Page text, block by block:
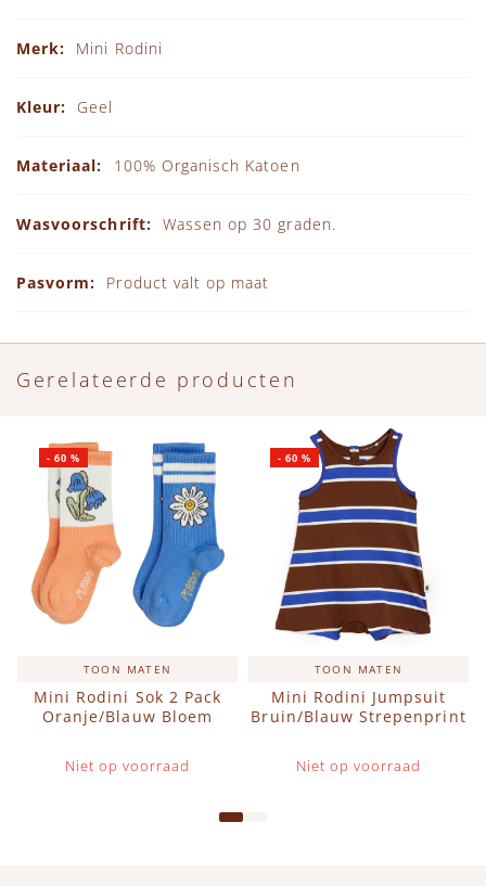
Mini Rodini
Geel
100% Organisch Katoen
Wassen op 30 graden.
Product valt op maat
Gerelateerde producten
TOON MATEN
Mini Rodini Sok 2 Pack
Oranje/Blauw Bloem
Niet op voorraad
-60 %
TOON MATEN
Mini Rodini Jumpsuit
Bruin/Blauw Strepenprint
Niet op voorraad
-60 %